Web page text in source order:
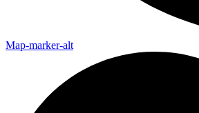
Map-marker-alt